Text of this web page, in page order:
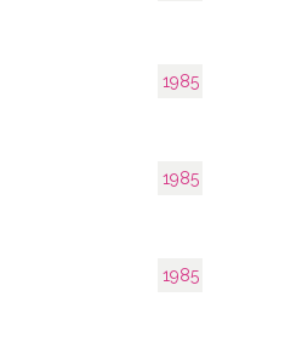
1985
1985
1985